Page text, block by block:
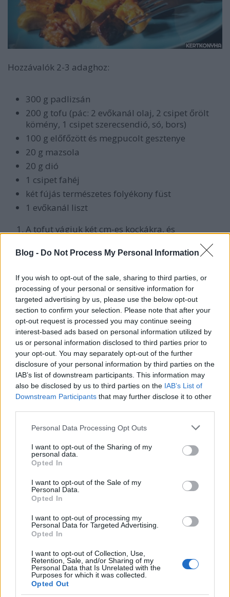
Blog - Do Not Process My Personal Information
If you wish to opt-out of the sale, sharing to third parties, or
processing of your personal or sensitive information for
targeted advertising by us, please use the below opt-out
section to confirm your selection. Please note that after your
opt-out request is processed you may continue seeing
interest-based ads based on personal information utilized by
us or personal information disclosed to third parties prior to
your opt-out. You may separately opt-out of the further
disclosure of your personal information by third parties on the
IAB’s list of downstream participants. This information may
also be disclosed by us to third parties on the IAB’s List of
Downstream Participants that may further disclose it to other
Please note that this website/app uses one or more Google
not limited to your visit or usage behaviour. You may click to
grant or deny consent to Google and its third-party tags to
use your data for below specified purposes in below Google
consent section.
Personal Data Processing Opt Outs
I want to opt-out of the Sharing of my
personal data.
Opted In
I want to opt-out of the Sale of my
Personal Data.
Opted In
I want to opt-out of processing my
Personal Data for Targeted Advertising.
Opted In
I want to opt-out of Collection, Use,
Retention, Sale, and/or Sharing of my
Personal Data that Is Unrelated with the
Purposes for which it was collected.
Opted Out
Hozzávalók 2-3 adaghoz:
300 g padlizsán
200 g tofu (pác: 2 evőkanál olaj, 2 csipet őrölt
kömény, 1 csipet szerecsendió, só, bors)
100 g előfőzött és megpucolt gesztenye
20 g mazsola
20 g dió
1 csipet fahéj
két fújás természetes folyékony füst
1 evőkanál liszt
A tofut vágjuk két cm-es kockákra, és
Készítsük el a pácot, és forgassuk bele a tofut.
alatt áztassuk be a mazsolát és főzzük elő a
gesztenyét is.
Egy serpenyőben kevés olajon pirítsuk meg a
tofut, majd vegyük ki, és tegyük félre.
Ezután a serpenyőben kevés olajon ugyanígy
pirítsuk össze a többi hozzávalót: negyedelt
gesztenyét, fél diókat, mazsolát, kétcentis
kockára vágott padlizsánt.
Ízesítsük a füstaromával és egy csipet fahéjjal,
öntsünk alá kis vizet, és hagyjuk 10 percet a
tűzön.
Hintsük meg a liszttel, keverjük el, majd szórjuk
rá a megpirult tofut és rottyantsuk össze.
Jó étvágyat!
Elkészítési idő: 45 perc
Egy kattintás, és nem maradsz le a további receptekről
Töltsd leITT két ajándék receptfüzetünket